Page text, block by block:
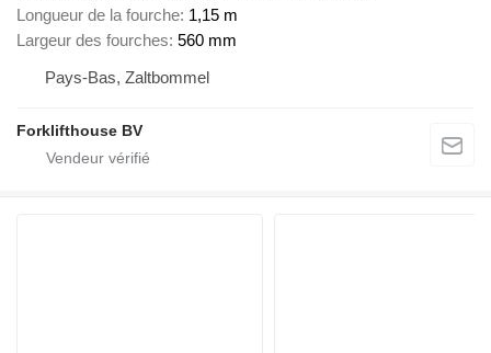
Longueur de la fourche 1,15 m
Largeur des fourches 560 mm
Pays-Bas, Zaltbommel
Forklifthouse BV